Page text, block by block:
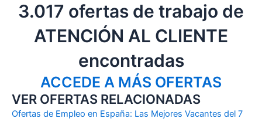
3.017 ofertas de trabajo de
ATENCIÓN AL CLIENTE
encontradas
ACCEDE A MÁS OFERTAS
VER OFERTAS RELACIONADAS
Ofertas de Empleo en España: Las Mejores Vacantes del 7